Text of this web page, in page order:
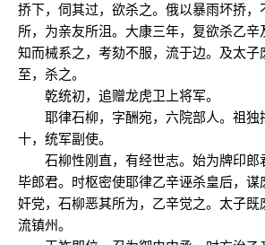
挢下，伺其过，欲杀之。俄以暴雨坏挢，
所，为亲友所沮。大康三年，复欲杀乙
知而械系之，考劾不服，流于边。及太子
至，杀之。
乾统初，追赠龙虎卫上将军。
耶律石柳，字酬宛，六院部人。祖独
十，统军副使。
石柳性刚直，有经世志。始为牌印郎
毕郎君。时枢密使耶律乙辛诬杀皇后，谋
奸党，石柳恶其所为，乙辛觉之。太子既
流镇州。